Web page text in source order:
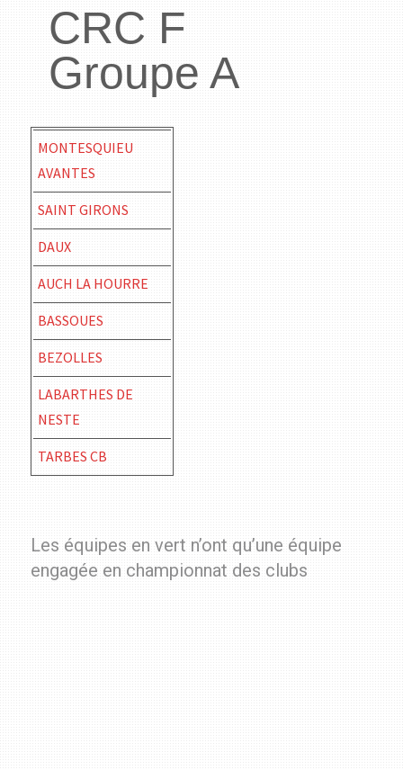
CRC F
Groupe A
MONTESQUIEU
AVANTES
SAINT GIRONS
DAUX
AUCH LA HOURRE
BASSOUES
BEZOLLES
LABARTHES DE
NESTE
TARBES CB
Les équipes en vert n’ont qu’une équipe
engagée en championnat des clubs